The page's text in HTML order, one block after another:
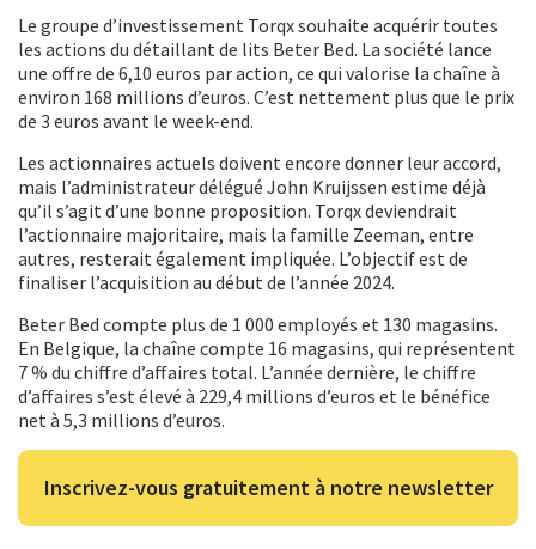
Le groupe d’investissement Torqx souhaite acquérir toutes
les actions du détaillant de lits Beter Bed. La société lance
une offre de 6,10 euros par action, ce qui valorise la chaîne à
environ 168 millions d’euros. C’est nettement plus que le prix
de 3 euros avant le week-end.
Les actionnaires actuels doivent encore donner leur accord,
mais l’administrateur délégué John Kruijssen estime déjà
qu’il s’agit d’une bonne proposition. Torqx deviendrait
l’actionnaire majoritaire, mais la famille Zeeman, entre
autres, resterait également impliquée. L’objectif est de
finaliser l’acquisition au début de l’année 2024.
Beter Bed compte plus de 1 000 employés et 130 magasins.
En Belgique, la chaîne compte 16 magasins, qui représentent
7 % du chiffre d’affaires total. L’année dernière, le chiffre
d’affaires s’est élevé à 229,4 millions d’euros et le bénéfice
net à 5,3 millions d’euros.
Inscrivez-vous gratuitement à notre newsletter